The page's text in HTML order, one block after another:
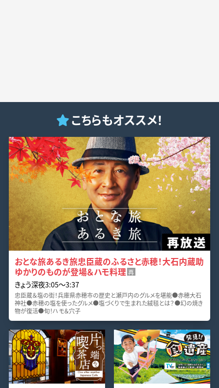
こちらもオススメ！
おとな旅あるき旅忠臣蔵のふるさと赤穂！大石内蔵助
ゆかりのものが登場＆ハモ料理 再
きょう深夜3:05～3:37
忠臣蔵＆塩の街！兵庫県赤穂市の歴史と瀬戸内のグルメを堪能●赤穂大石
神社●赤穂の塩を使ったグルメ●塩づくりで生まれた絨毯とは？●幻の焼き
物が復活●旬！ハモ＆穴子